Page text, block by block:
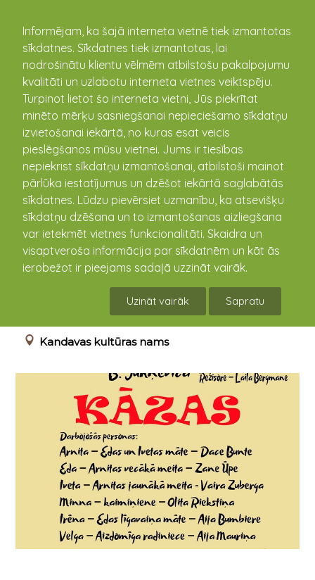
Informējam, ka šajā interneta vietnē tiek izmantotas
sīkdatnes. Sīkdatnes tiek izmantotas, lai
nodrošinātu klientu vēlmēm atbilstošu pakalpojumu
kvalitāti un uzlabotu interneta vietnes veiktspēju.
Turpinot lietot šo interneta vietni, Jūs piekrītat
minēto mērķu sasniegšanai nepieciešamo sīkdatņu
izvietošanai iekārtā, no kuras esat veicis
pieslēgšanos mūsu vietnei. Jums ir tiesības
nepiekrist sīkdatņu izmantošanai, atbilstoši mainot
pārlūka iestatījumus un dzēšot iekārtā saglabātās
sīkdatnes. Lūdzu pievērsiet uzmanību, ka atsevišķu
sīkdatņu dzēšana un to izmantošanas aizliegšana
var ietekmēt vietnes funkcionalitāti. Skaidra un
visaptveroša informācija par sīkdatnēm un kāt ās
ierobežot ir pieejams sadaļā uzzināt vairāk.
Uzināt vairāk Sapratu
kandava.lv
PASĀKUMU
KALENDĀRS
Vandzenes TN Izrāde "Kāzas"
Kandavas kultūras nams